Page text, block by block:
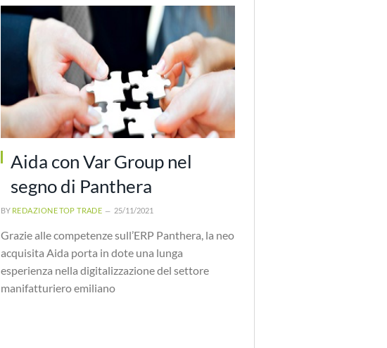
Aida con Var Group nel
segno di Panthera
BY REDAZIONE TOP TRADE 25/11/2021
Grazie alle competenze sull’ERP Panthera, la neo
acquisita Aida porta in dote una lunga
esperienza nella digitalizzazione del settore
manifatturiero emiliano